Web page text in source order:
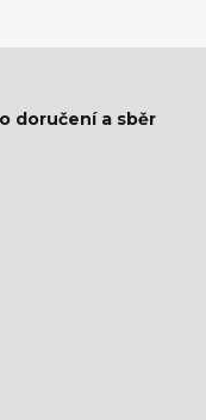
doručení a sběr